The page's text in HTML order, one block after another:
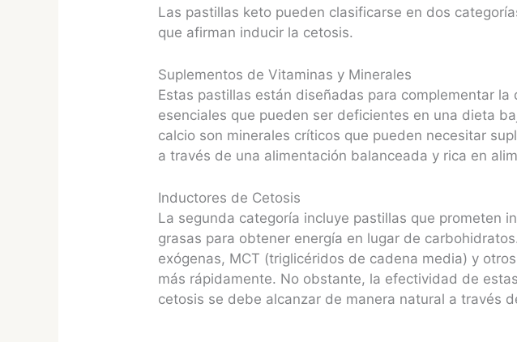
Las pastillas keto pueden clasificarse en dos
que afirman inducir la cetosis.
Suplementos de Vitaminas y Minerales
Estas pastillas están diseñadas para complementar
esenciales que pueden ser deficientes en una dieta
calcio son minerales críticos que pueden necesitar
a través de una alimentación balanceada y rica en
Inductores de Cetosis
La segunda categoría incluye pastillas que prometen
grasas para obtener energía en lugar de
exógenas, MCT (triglicéridos de cadena media) y
más rápidamente. No obstante, la efectividad de
cetosis se debe alcanzar de manera natural a través